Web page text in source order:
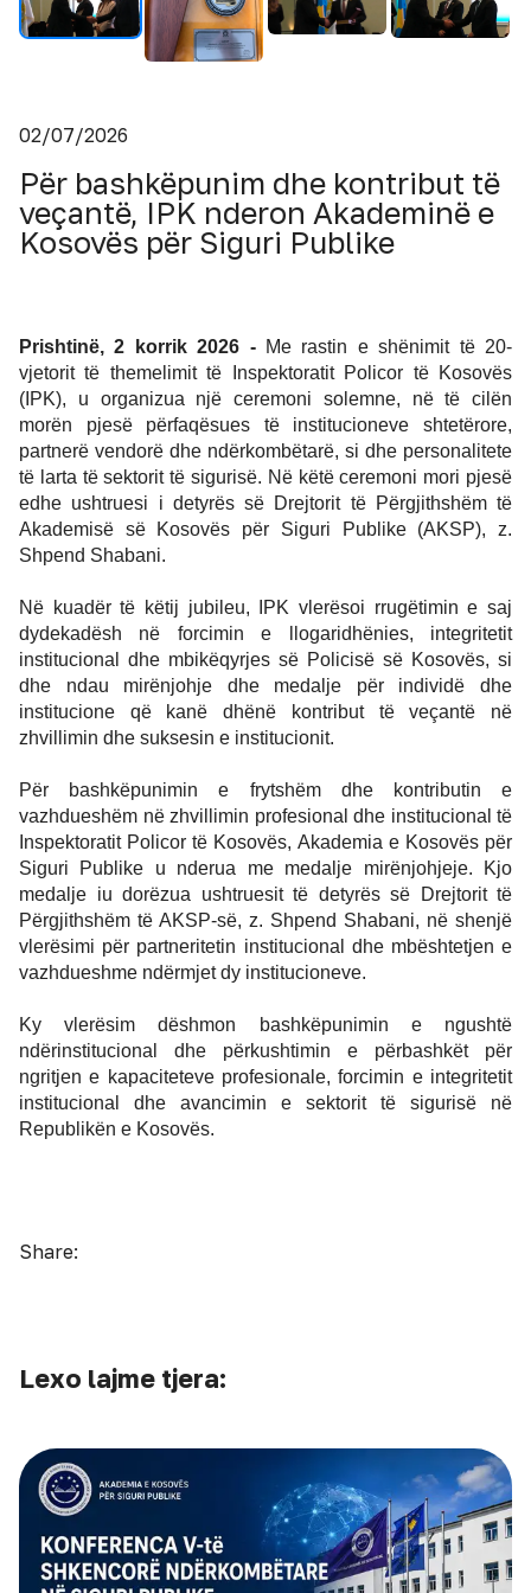
02/07/2026
Kosovës për Siguri Publike
Prishtinë, 2 korrik 2026 - Me rastin e shënimit të 20-
vjetorit të themelimit të Inspektoratit Policor të Kosovës
(IPK), u organizua një ceremoni solemne, në të cilën
morën pjesë përfaqësues të institucioneve shtetërore,
partnerë vendorë dhe ndërkombëtarë, si dhe personalitete
edhe ushtruesi i detyrës së Drejtorit të Përgjithshëm të
Akademisë së Kosovës për Siguri Publike (AKSP), z.
Shpend Shabani.
Në kuadër të këtij jubileu, IPK vlerësoi rrugëtimin e saj
dydekadësh në forcimin e llogaridhënies, integritetit
dhe ndau mirënjohje dhe medalje për individë dhe
institucione që kanë dhënë kontribut të veçantë në
zhvillimin dhe suksesin e institucionit.
Për bashkëpunimin e frytshëm dhe kontributin e
vazhdueshëm në zhvillimin profesional dhe institucional të
Inspektoratit Policor të Kosovës, Akademia e Kosovës për
Siguri Publike u nderua me medalje mirënjohjeje. Kjo
Përgjithshëm të AKSP-së, z. Shpend Shabani, në shenjë
vlerësimi për partneritetin institucional dhe mbështetjen e
vazhdueshme ndërmjet dy institucioneve.
Ky vlerësim dëshmon bashkëpunimin e ngushtë
Lexo lajme tjera: